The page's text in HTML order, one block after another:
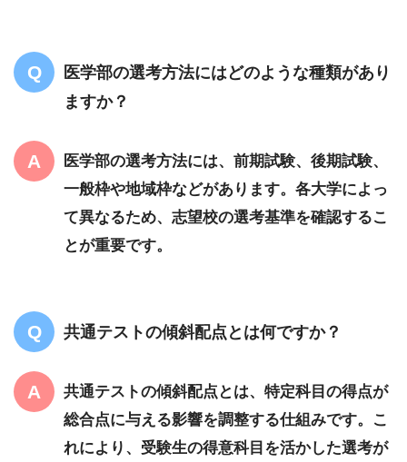
医学部の選考方法にはどのような種類があり
ますか？
医学部の選考方法には、前期試験、後期試験、
一般枠や地域枠などがあります。各大学によっ
て異なるため、志望校の選考基準を確認するこ
とが重要です。
共通テストの傾斜配点とは何ですか？
共通テストの傾斜配点とは、特定科目の得点が
総合点に与える影響を調整する仕組みです。こ
れにより、受験生の得意科目を活かした選考が